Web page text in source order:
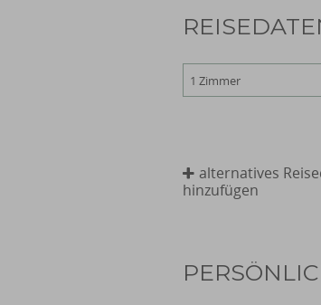
alternatives
hinzufügen